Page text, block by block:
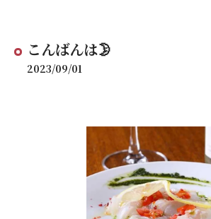
こんばんは🌛
2023/09/01